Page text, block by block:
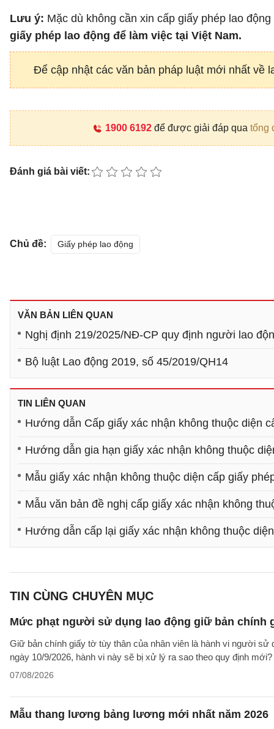
Lưu ý: Mặc dù không cần xin cấp giấy phép lao
giấy phép lao động để làm việc tại Việt Nam.
Để cập nhật các văn bản pháp luật mới nhất về
1900 6192để được giải đáp qua tổng
Đánh giá bài viết:
Chủ đề: Giấy phép lao động
VĂN BẢN LIÊN QUAN
Nghị định 219/2025/NĐ-CP quy định người lao
Bộ luật Lao động 2019, số 45/2019/QH14
TIN LIÊN QUAN
Hướng dẫn Cấp giấy xác nhận không thuộc diện
Hướng dẫn gia hạn giấy xác nhận không thuộc
Mẫu giấy xác nhận không thuộc diện cấp giấy
Mẫu văn bản đề nghị cấp giấy xác nhận không
Hướng dẫn cấp lại giấy xác nhận không thuộc
TIN CÙNG CHUYÊN MỤC
Mức phạt người sử dụng lao động giữ bản chính
Giữ bản chính giấy tờ tùy thân của nhân viên là hành vi người
ngày 10/9/2026, hành vi này sẽ bị xử lý ra sao theo quy định mới?
07/08/2026
Mẫu thang lương bảng lương mới nhất năm 2026